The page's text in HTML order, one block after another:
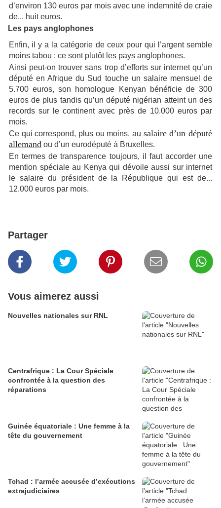
d’environ 130 euros par mois avec une indemnité de craie
de... huit euros.
Les pays anglophones
Enfin, il y a la catégorie de ceux pour qui l’argent semble
moins tabou : ce sont plutôt les pays anglophones.
Ainsi peut-on trouver sans trop d’efforts sur internet qu’un
député en Afrique du Sud touche un salaire mensuel de
5.700 euros, son homologue Kenyan bénéficie de 300
euros de plus tandis qu’un député nigérian atteint un des
records sur le continent avec près de 10.000 euros par
mois.
Ce qui correspond, plus ou moins, au salaire d’un député
allemand ou d’un eurodéputé à Bruxelles.
En termes de transparence toujours, il faut accorder une
mention spéciale au Kenya qui dévoile aussi sur internet
le salaire du président de la République qui est de...
12.000 euros par mois.
Partager
Vous aimerez aussi
Nouvelles nationales sur RNL
Centrafrique : La Cour Spéciale
confrontée à la question des
réparations
Guinée équatoriale : Une femme à la
tête du gouvernement
Tchad : l’armée accusée d’exécutions
extrajudiciaires